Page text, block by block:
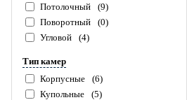
Потолочный
(9)
Поворотный
(0)
Угловой
(4)
Тип камер
Корпусные
(6)
Купольные
(5)